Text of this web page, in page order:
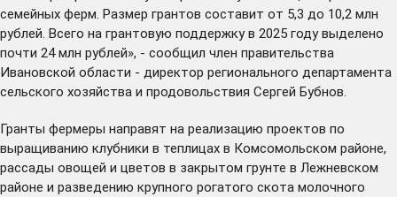
семейных ферм. Размер грантов составит от 5,3 до 10,2 млн
рублей. Всего на грантовую поддержку в 2025 году выделено
почти 24 млн рублей», - сообщил член правительства
Ивановской области - директор регионального департамента
сельского хозяйства и продовольствия Сергей Бубнов.
Гранты фермеры направят на реализацию проектов по
выращиванию клубники в теплицах в Комсомольском районе,
рассады овощей и цветов в закрытом грунте в Лежневском
районе и разведению крупного рогатого скота молочного